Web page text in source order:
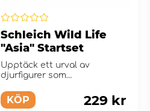
Schleich Wild Life
"Asia" Startset
Upptäck ett urval av
djurfigurer som
vildmarken
KÖP 229 kr